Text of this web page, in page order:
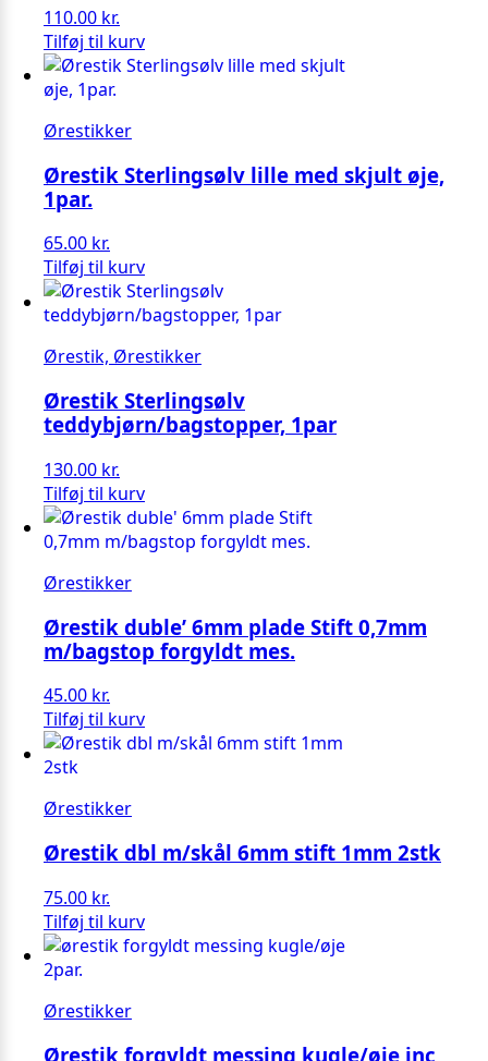
110.00 kr.
Tilføj til kurv
Ørestikker
Ørestik Sterlingsølv lille med skjult øje,
1par.
65.00 kr.
Tilføj til kurv
Ørestik, Ørestikker
Ørestik Sterlingsølv
teddybjørn/bagstopper, 1par
130.00 kr.
Tilføj til kurv
Ørestikker
Ørestik duble’ 6mm plade Stift 0,7mm
m/bagstop forgyldt mes.
45.00 kr.
Tilføj til kurv
Ørestikker
Ørestik dbl m/skål 6mm stift 1mm 2stk
75.00 kr.
Tilføj til kurv
Ørestikker
Ørestik forgyldt messing kugle/øje inc